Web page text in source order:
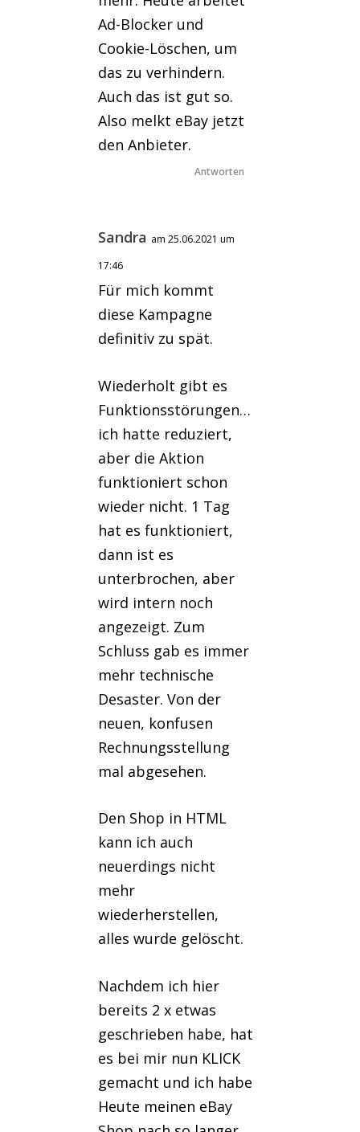
Ad-Blocker und
Cookie-Löschen, um
das zu verhindern.
Auch das ist gut so.
Also melkt eBay jetzt
den Anbieter.
Antworten
Sandra am 25.06.2021 um
17:46
Für mich kommt
diese Kampagne
definitiv zu spät.
Wiederholt gibt es
Funktionsstörungen…
ich hatte reduziert,
aber die Aktion
funktioniert schon
wieder nicht. 1 Tag
hat es funktioniert,
dann ist es
unterbrochen, aber
wird intern noch
angezeigt. Zum
Schluss gab es immer
mehr technische
Desaster. Von der
neuen, konfusen
Rechnungsstellung
mal abgesehen.
Den Shop in HTML
kann ich auch
neuerdings nicht
mehr
wiederherstellen,
alles wurde gelöscht.
Nachdem ich hier
bereits 2 x etwas
geschrieben habe, hat
es bei mir nun KLICK
gemacht und ich habe
Heute meinen eBay